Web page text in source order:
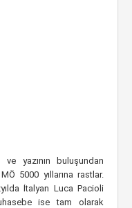
ve yazının buluşundan
5000 yıllarına rastlar.
İtalyan Luca Pacioli
ise tam olarak